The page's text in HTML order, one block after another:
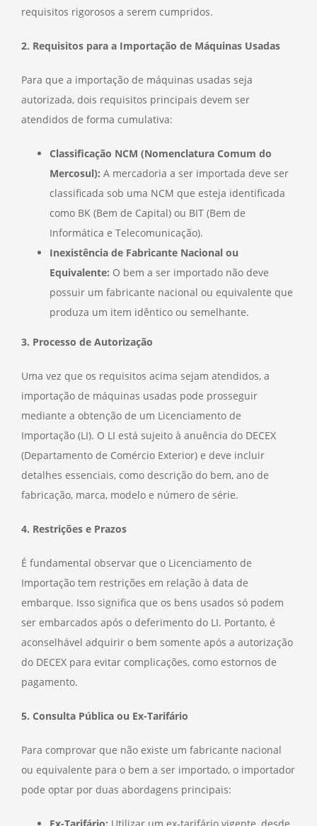
requisitos rigorosos a serem cumpridos.
2. Requisitos para a Importação de Máquinas Usadas
Para que a importação de máquinas usadas seja
autorizada, dois requisitos principais devem ser
atendidos de forma cumulativa:
Classificação NCM (Nomenclatura Comum do
Mercosul): A mercadoria a ser importada deve ser
classificada sob uma NCM que esteja identificada
como BK (Bem de Capital) ou BIT (Bem de
Informática e Telecomunicação).
Inexistência de Fabricante Nacional ou
Equivalente: O bem a ser importado não deve
possuir um fabricante nacional ou equivalente que
produza um item idêntico ou semelhante.
3. Processo de Autorização
Uma vez que os requisitos acima sejam atendidos, a
importação de máquinas usadas pode prosseguir
mediante a obtenção de um Licenciamento de
Importação (LI). O LI está sujeito à anuência do DECEX
(Departamento de Comércio Exterior) e deve incluir
detalhes essenciais, como descrição do bem, ano de
fabricação, marca, modelo e número de série.
4. Restrições e Prazos
É fundamental observar que o Licenciamento de
Importação tem restrições em relação à data de
embarque. Isso significa que os bens usados só podem
ser embarcados após o deferimento do LI. Portanto, é
aconselhável adquirir o bem somente após a autorização
do DECEX para evitar complicações, como estornos de
pagamento.
5. Consulta Pública ou Ex-Tarifário
Para comprovar que não existe um fabricante nacional
ou equivalente para o bem a ser importado, o importador
pode optar por duas abordagens principais:
Ex-Tarifário: Utilizar um ex-tarifário vigente, desde